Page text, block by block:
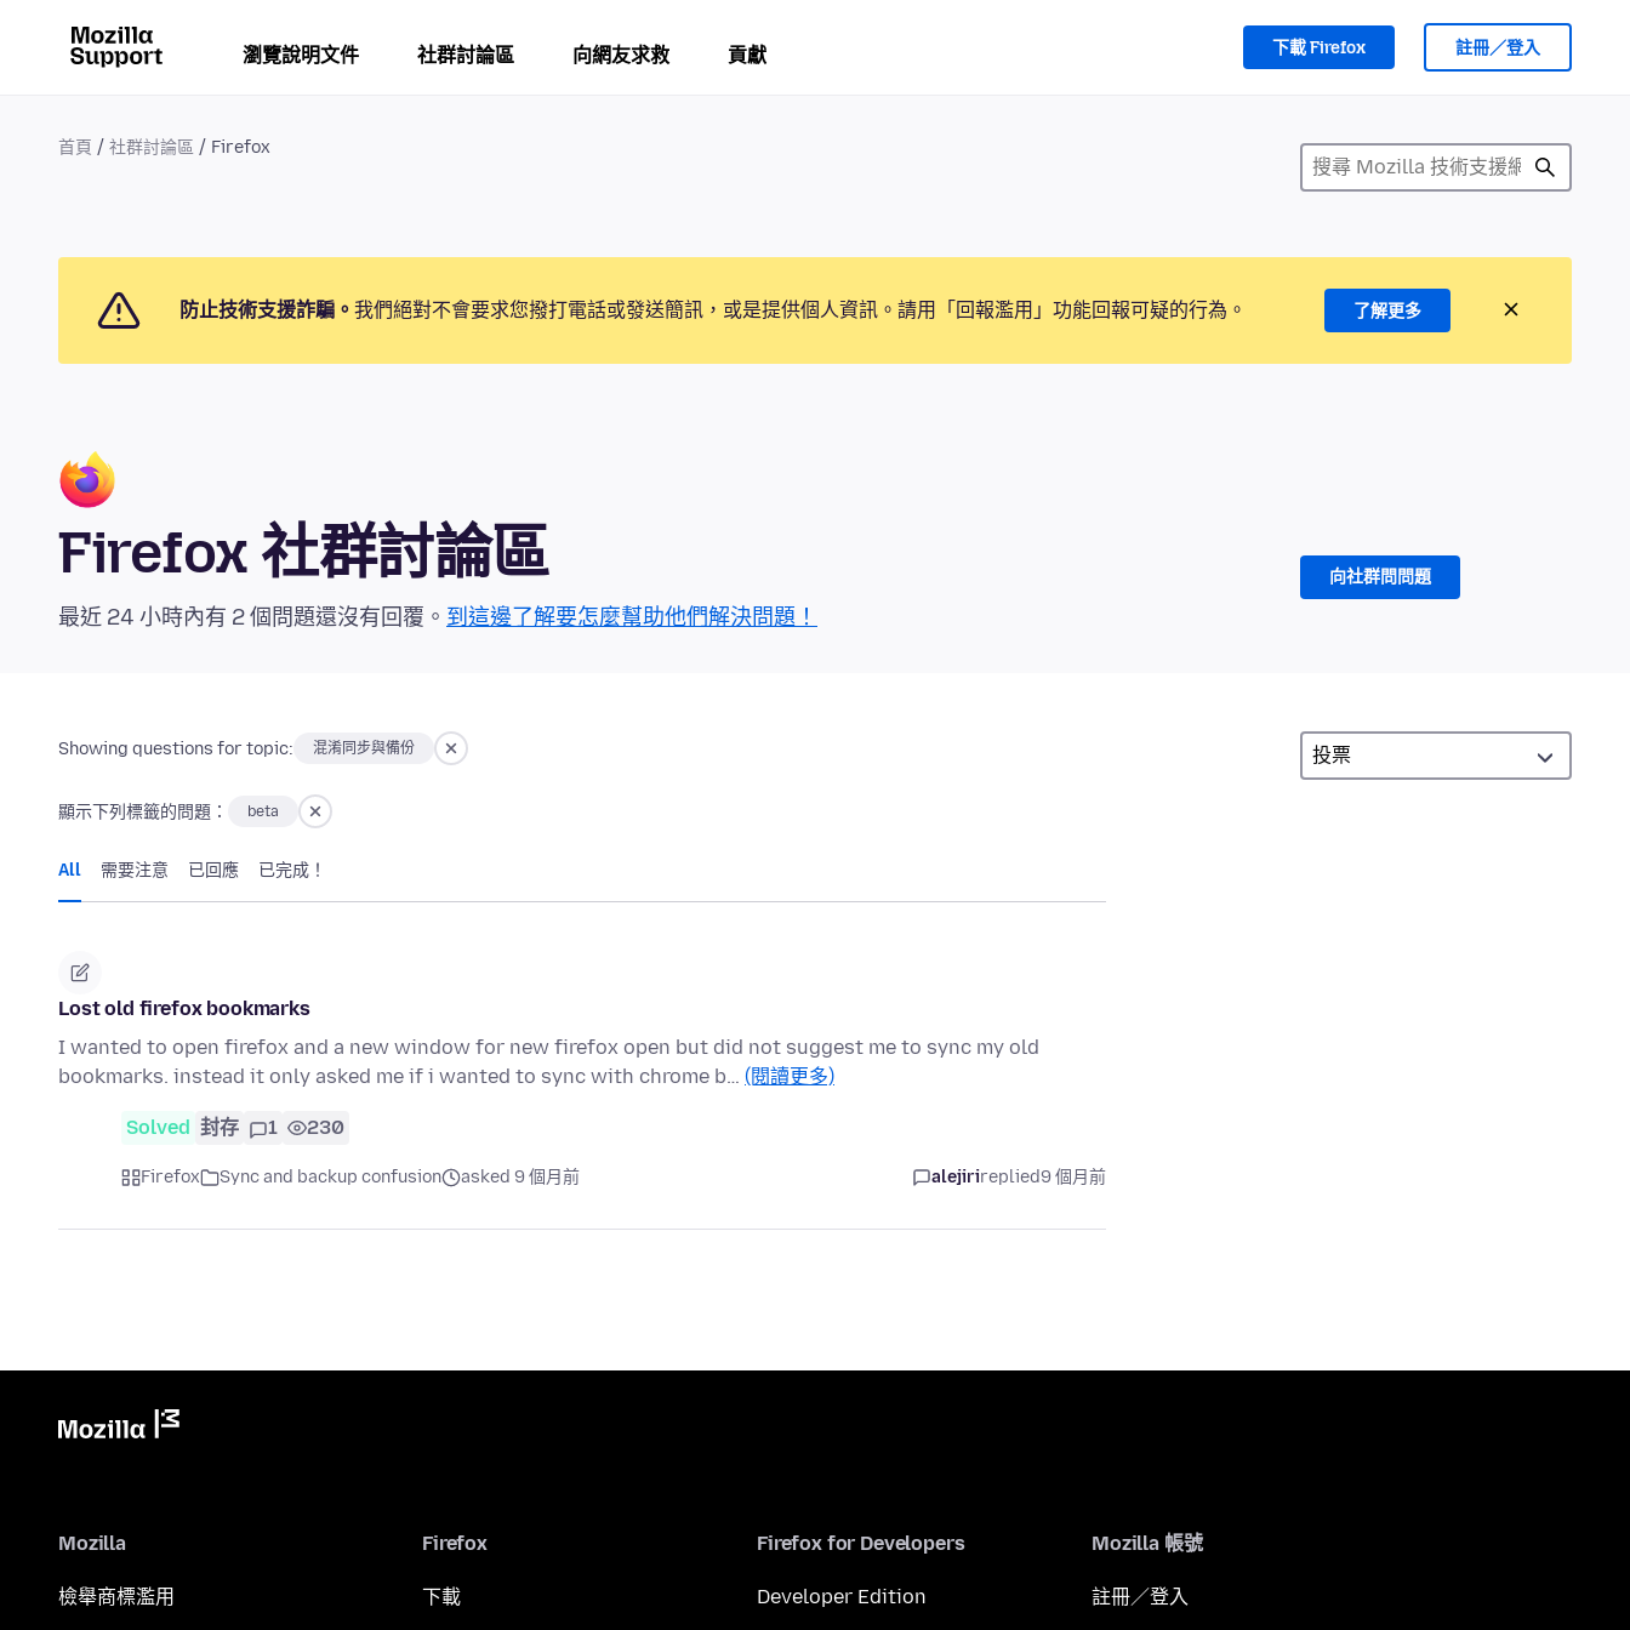
瀏覽說明文件 社群討論區 向網友求救 貢獻 下載 Firefox 註冊／登入
首頁 社群討論區 Firefox
防止技術支援詐騙。 我們絕對不會要求您撥打電話或發送簡訊，或是提供個人資訊。請用「回報濫用」功能回報可疑的行為。 了解更多
Firefox 社群討論區
最近 24 小時內有 2 個問題還沒有回覆。 到這邊了解要怎麼幫助他們解決問題！
向社群問問題
Showing questions for topic: 混淆同步與備份
顯示下列標籤的問題： beta
All 需要注意 已回應 已完成！
Lost old firefox bookmarks
I wanted to open firefox and a new window for new firefox open but did not suggest me to sync my old
bookmarks. instead it only asked me if i wanted to sync with chrome b… (閱讀更多)
Solved 封存 1 230
Firefox Sync and backup confusion asked 9 個月前 alejirireplied9 個月前
Mozilla
檢舉商標濫用
Firefox
下載
Firefox for Developers
Developer Edition
Mozilla 帳號
註冊／登入